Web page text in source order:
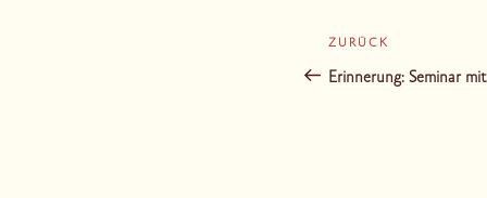
Vorheriger
Beitrag
ZURÜCK
Erinnerung: Seminar